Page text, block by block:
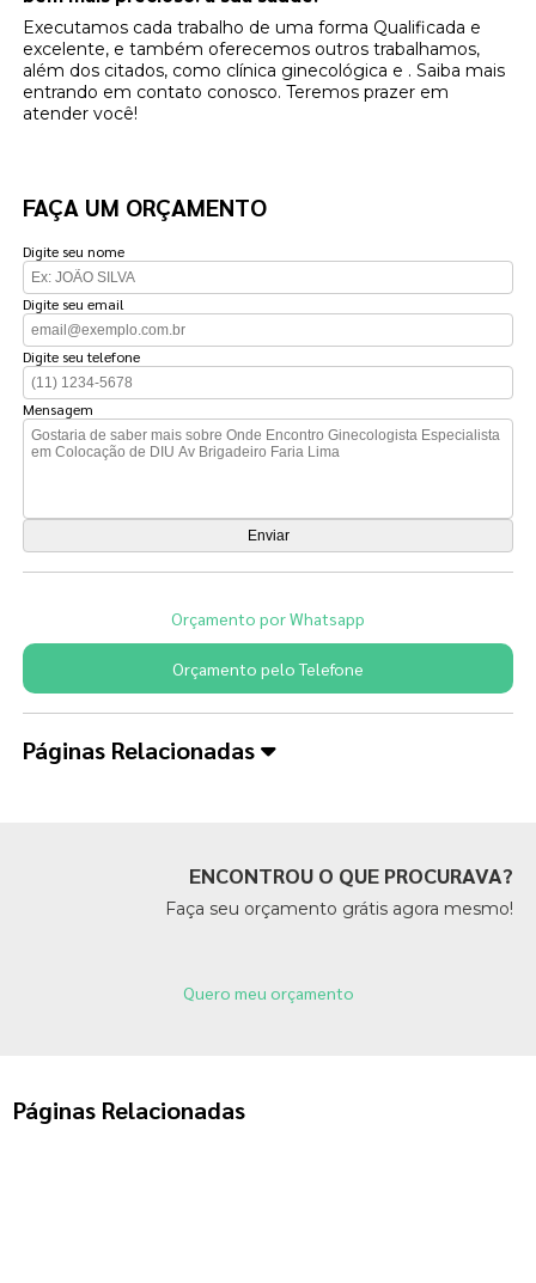
Executamos cada trabalho de uma forma Qualificada e
excelente, e também oferecemos outros trabalhamos,
além dos citados, como clínica ginecológica e . Saiba mais
entrando em contato conosco. Teremos prazer em
atender você!
FAÇA UM ORÇAMENTO
Digite seu nome
Digite seu email
Digite seu telefone
Mensagem
Orçamento por Whatsapp
Orçamento pelo Telefone
Páginas Relacionadas
ENCONTROU O QUE PROCURAVA?
Faça seu orçamento grátis agora mesmo!
Quero meu orçamento
Páginas Relacionadas